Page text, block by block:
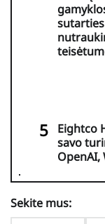
sutarties
Eightco
savo
Sekite mus: